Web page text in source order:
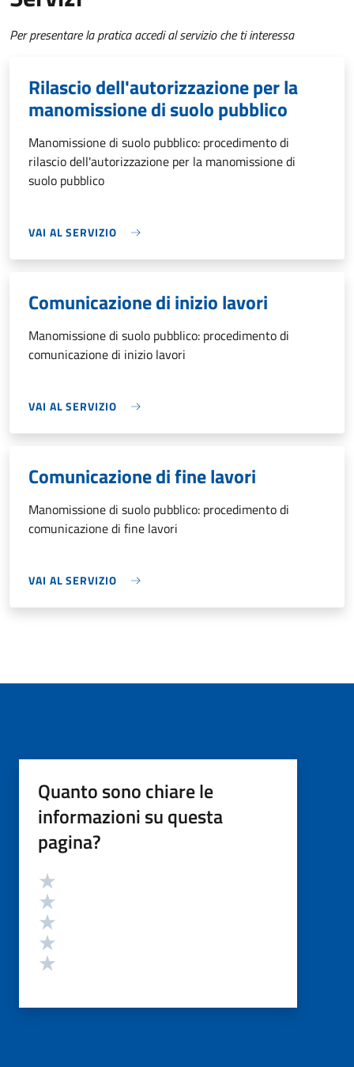
Per presentare la pratica accedi al servizio che ti interessa
Rilascio dell'autorizzazione per la
manomissione di suolo pubblico
Manomissione di suolo pubblico: procedimento di
rilascio dell'autorizzazione per la manomissione di
suolo pubblico
VAI AL SERVIZIO
Comunicazione di inizio lavori
Manomissione di suolo pubblico: procedimento di
comunicazione di inizio lavori
VAI AL SERVIZIO
Comunicazione di fine lavori
Manomissione di suolo pubblico: procedimento di
comunicazione di fine lavori
VAI AL SERVIZIO
Quanto sono chiare le
informazioni su questa
pagina?
Valutazione